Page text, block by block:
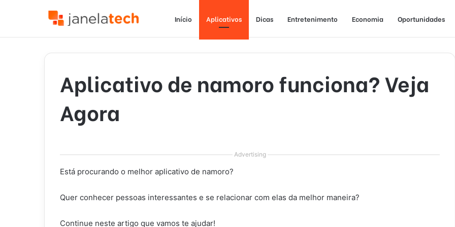
Início Aplicativos Dicas Entretenimento Economia Oportunidades
Aplicativo de namoro funciona? Veja
Agora
Advertising
Está procurando o melhor aplicativo de namoro?
Quer conhecer pessoas interessantes e se relacionar com elas da melhor maneira?
Continue neste artigo que vamos te ajudar!